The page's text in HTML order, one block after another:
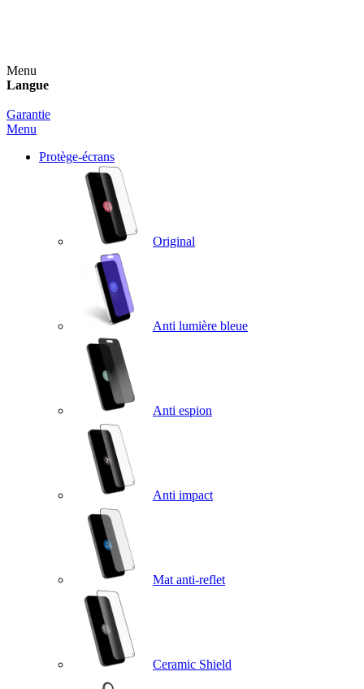
Menu
Langue
Garantie
Menu
Protège-écrans
Original
Anti lumière bleue
Anti espion
Anti impact
Mat anti-reflet
Ceramic Shield